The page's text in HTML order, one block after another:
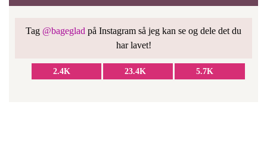
Tag @bageglad på Instagram så jeg kan se og dele det du
har lavet!
2.4K 23.4K 5.7K